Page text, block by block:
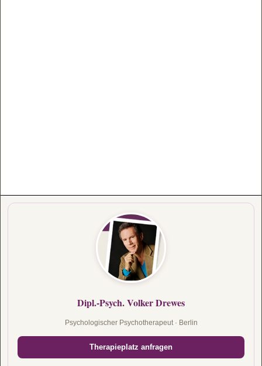
Dipl.-Psych. Volker Drewes
Psychologischer Psychotherapeut · Berlin
Therapieplatz anfragen